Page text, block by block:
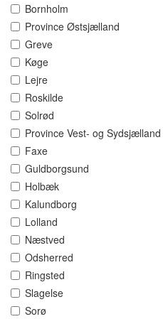
Bornholm
Province Østsjælland
Greve
Køge
Lejre
Roskilde
Solrød
Province Vest- og Sydsjælland
Faxe
Guldborgsund
Holbæk
Kalundborg
Lolland
Næstved
Odsherred
Ringsted
Slagelse
Sorø